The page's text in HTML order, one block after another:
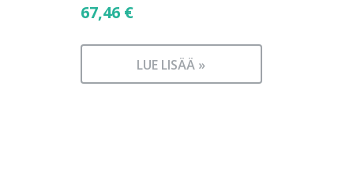
67,46 €
LUE LISÄÄ »